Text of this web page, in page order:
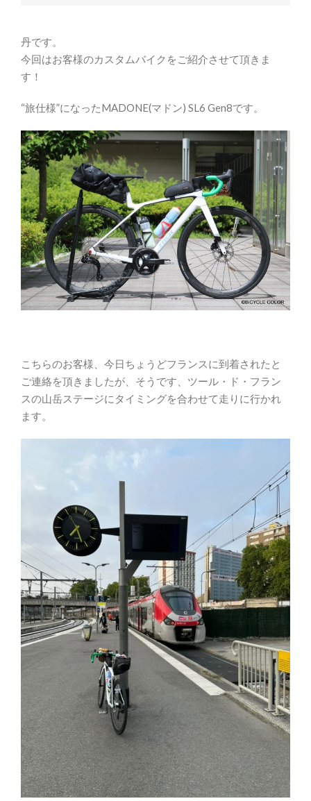
丹です。
今回はお客様のカスタムバイクをご紹介させて頂きま
す！
“旅仕様”になったMADONE(マドン) SL6 Gen8です。
こちらのお客様、今日ちょうどフランスに到着されたと
ご連絡を頂きましたが、そうです、ツール・ド・フラン
スの山岳ステージにタイミングを合わせて走りに行かれ
ます。